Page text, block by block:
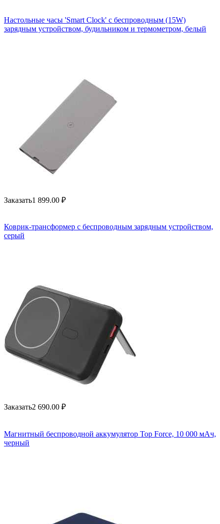
Настольные часы 'Smart Clock' с беспроводным (15W)
зарядным устройством, будильником и термометром, белый
Заказать1 899.00 ₽
Коврик-трансформер с беспроводным зарядным устройством,
серый
Заказать2 690.00 ₽
Магнитный беспроводной аккумулятор Top Force, 10 000 мАч,
черный